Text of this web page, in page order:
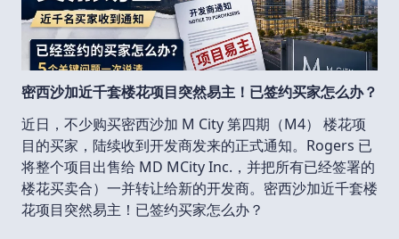
密西沙加近千套楼花项目突然易主！已签约买家怎么办？
近日，不少购买密西沙加 M City 第四期（M4） 楼花项
目的买家，陆续收到开发商发来的正式通知。Rogers 已
将整个项目出售给 MD MCity Inc.，并把所有已经签署的
楼花买卖合）一并转让给新的开发商。密西沙加近千套楼
花项目突然易主！已签约买家怎么办？